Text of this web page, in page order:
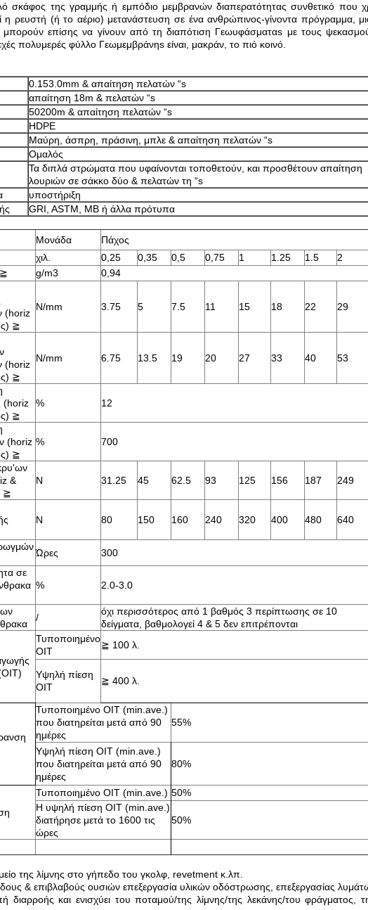
της γραμμής ή εμπόδιο μεμβρανών διαπερατότητας συνθετικό που
η ρευστή (ή το αέριο) μετανάστευση σε ένα ανθρώπινος-γίνοντα
μπορούν επίσης να γίνουν από τη διαπότιση Γεωυφάσματαs με τους
φύλλο Γεωμεμβράνηs είναι, μακράν, το πιό κοινό.
0.153.0mm & απαίτηση πελατών “s
απαίτηση 18m & πελατών “s
50200m & απαίτηση πελατών “s
HDPE
Μαύρη, άσπρη, πράσινη, μπλε & απαίτηση πελατών “s
Ομαλός
Τα διπλά στρώματα που υφαίνονται τοποθετούν, και προσθέτουν απαίτηση
λουριών σε σάκκο δύο & πελατών τη “s
υποστήριξη
GRI, ASTM, ΜΒ ή άλλα πρότυπα
Μονάδα
Πάχος
χιλ. 0,25 0,35 0,5 0,75 1 1.25 1.5
2
≧ g/m3 0,94
(horiz
≧
N/mm 3.75 5 7.5 11 15 18 22 29
(horiz
≧
N/mm 6.75 13.5 19 20 27 33 40 53
(horiz
≧
% 12
(horiz
≧
% 700
&
≧
Ν 31.25 45 62.5 93 125 156 187 249
Ν 80 150 160 240 320 400 480 640
Ώρες 300
σε
% 2.0-3.0
/
όχι περισσότερος από 1 βαθμός 3 περίπτωσης σε 10
δείγματα, βαθμολογεί 4 & 5 δεν επιτρέπονται
Τυποποιημένο
OIT
≧ 100 λ.
Υψηλή πίεση
OIT
≧ 400 λ.
Τυποποιημένο OIT (min.ave.)
που διατηρείται μετά από 90
ημέρες
55%
Υψηλή πίεση OIT (min.ave.)
που διατηρείται μετά από 90
ημέρες
80%
Τυποποιημένο OIT (min.ave.) 50%
Η υψηλή πίεση OIT (min.ave.)
διατήρησε μετά το 1600 τις
ώρες
50%
της λίμνης στο γήπεδο του γκολφ, revetment κ.λπ.
& επιβλαβούς ουσιών επεξεργασία υλικών οδόστρωσης, επεξεργασίας
διαρροής και ενισχύει του ποταμού/της λίμνης/της λεκάνης/του φράγματος,